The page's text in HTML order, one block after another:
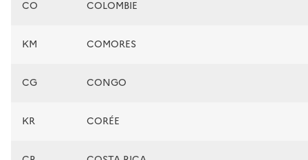
CO COLOMBIE
KM COMORES
CG CONGO
KR CORÉE